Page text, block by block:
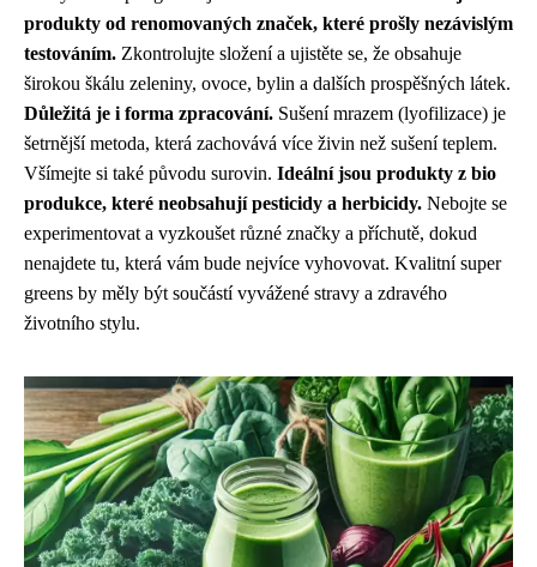
produkty od renomovaných značek, které prošly nezávislým
testováním. Zkontrolujte složení a ujistěte se, že obsahuje
širokou škálu zeleniny, ovoce, bylin a dalších prospěšných látek.
Důležitá je i forma zpracování. Sušení mrazem (lyofilizace) je
šetrnější metoda, která zachovává více živin než sušení teplem.
Všímejte si také původu surovin. Ideální jsou produkty z bio
produkce, které neobsahují pesticidy a herbicidy. Nebojte se
experimentovat a vyzkoušet různé značky a příchutě, dokud
nenajdete tu, která vám bude nejvíce vyhovovat. Kvalitní super
greens by měly být součástí vyvážené stravy a zdravého
životního stylu.